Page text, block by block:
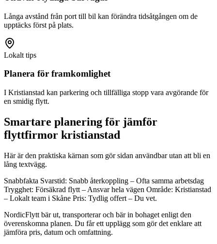
Långa avstånd från port till bil kan förändra tidsåtgången om de
upptäcks först på plats.
Lokalt tips
Planera för framkomlighet
I Kristianstad kan parkering och tillfälliga stopp vara avgörande för
en smidig flytt.
Smartare planering för jämför
flyttfirmor kristianstad
Här är den praktiska kärnan som gör sidan användbar utan att bli en
lång textvägg.
Snabbfakta Svarstid: Snabb återkoppling – Ofta samma arbetsdag
Trygghet: Försäkrad flytt – Ansvar hela vägen Område: Kristianstad
– Lokalt team i Skåne Pris: Tydlig offert – Du vet.
NordicFlytt bär ut, transporterar och bär in bohaget enligt den
överenskomna planen. Du får ett upplägg som gör det enklare att
jämföra pris, datum och omfattning.